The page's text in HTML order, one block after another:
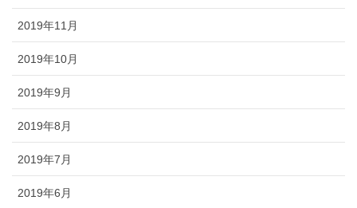
2019年11月
2019年10月
2019年9月
2019年8月
2019年7月
2019年6月